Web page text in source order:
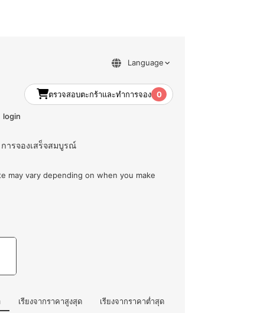
ตรวจสอบตะกร้าและทำการจอง 0
login
การจองเสร็จสมบูรณ์
may vary depending on when you make
เรียงจากราคาสูงสุด เรียงจากราคาต่ำสุด